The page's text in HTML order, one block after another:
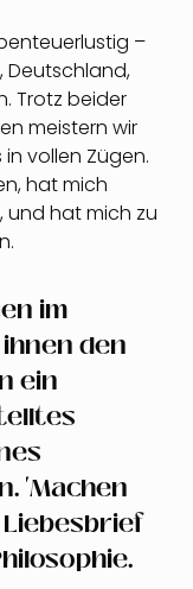
–
Deutschland,
Trotz beider
meistern wir
vollen Zügen.
hat mich
und hat mich zu
im
den
ein
'Machen
Liebesbrief